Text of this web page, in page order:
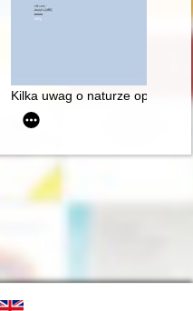
Chopin
Kilka uwag o naturze opery,